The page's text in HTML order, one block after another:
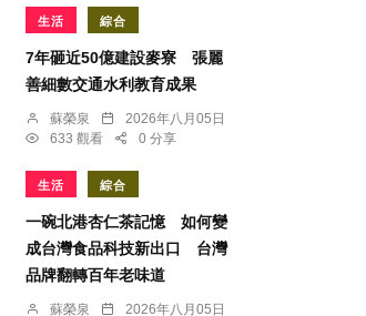
生活 綜合
7年砸近50億建設麥寮 張麗
善細數交通水利教育成果
蘇榮泉
2026年八月05日
633 觀看
0 分享
生活 綜合
一碗北港杏仁茶記憶 如何變
成台灣食品科技新出口 台灣
品牌翻轉百年老味道
蘇榮泉
2026年八月05日